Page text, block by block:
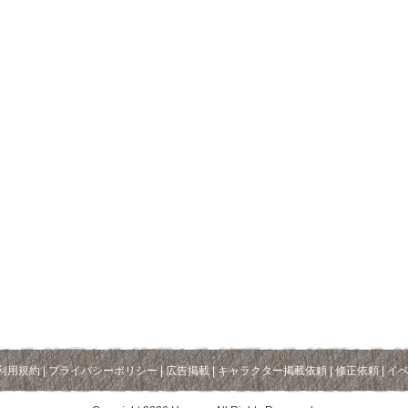
用規約|プライバシーポリシー|広告掲載|キャラクター掲載依頼|修正依頼|イ